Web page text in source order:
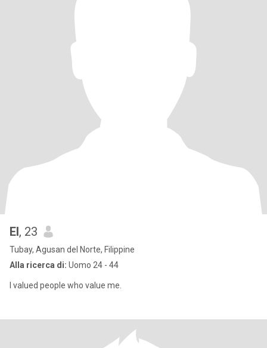
El, 23
Tubay, Agusan del Norte, Filippine
Alla ricerca di: Uomo 24 - 44
I valued people who value me.